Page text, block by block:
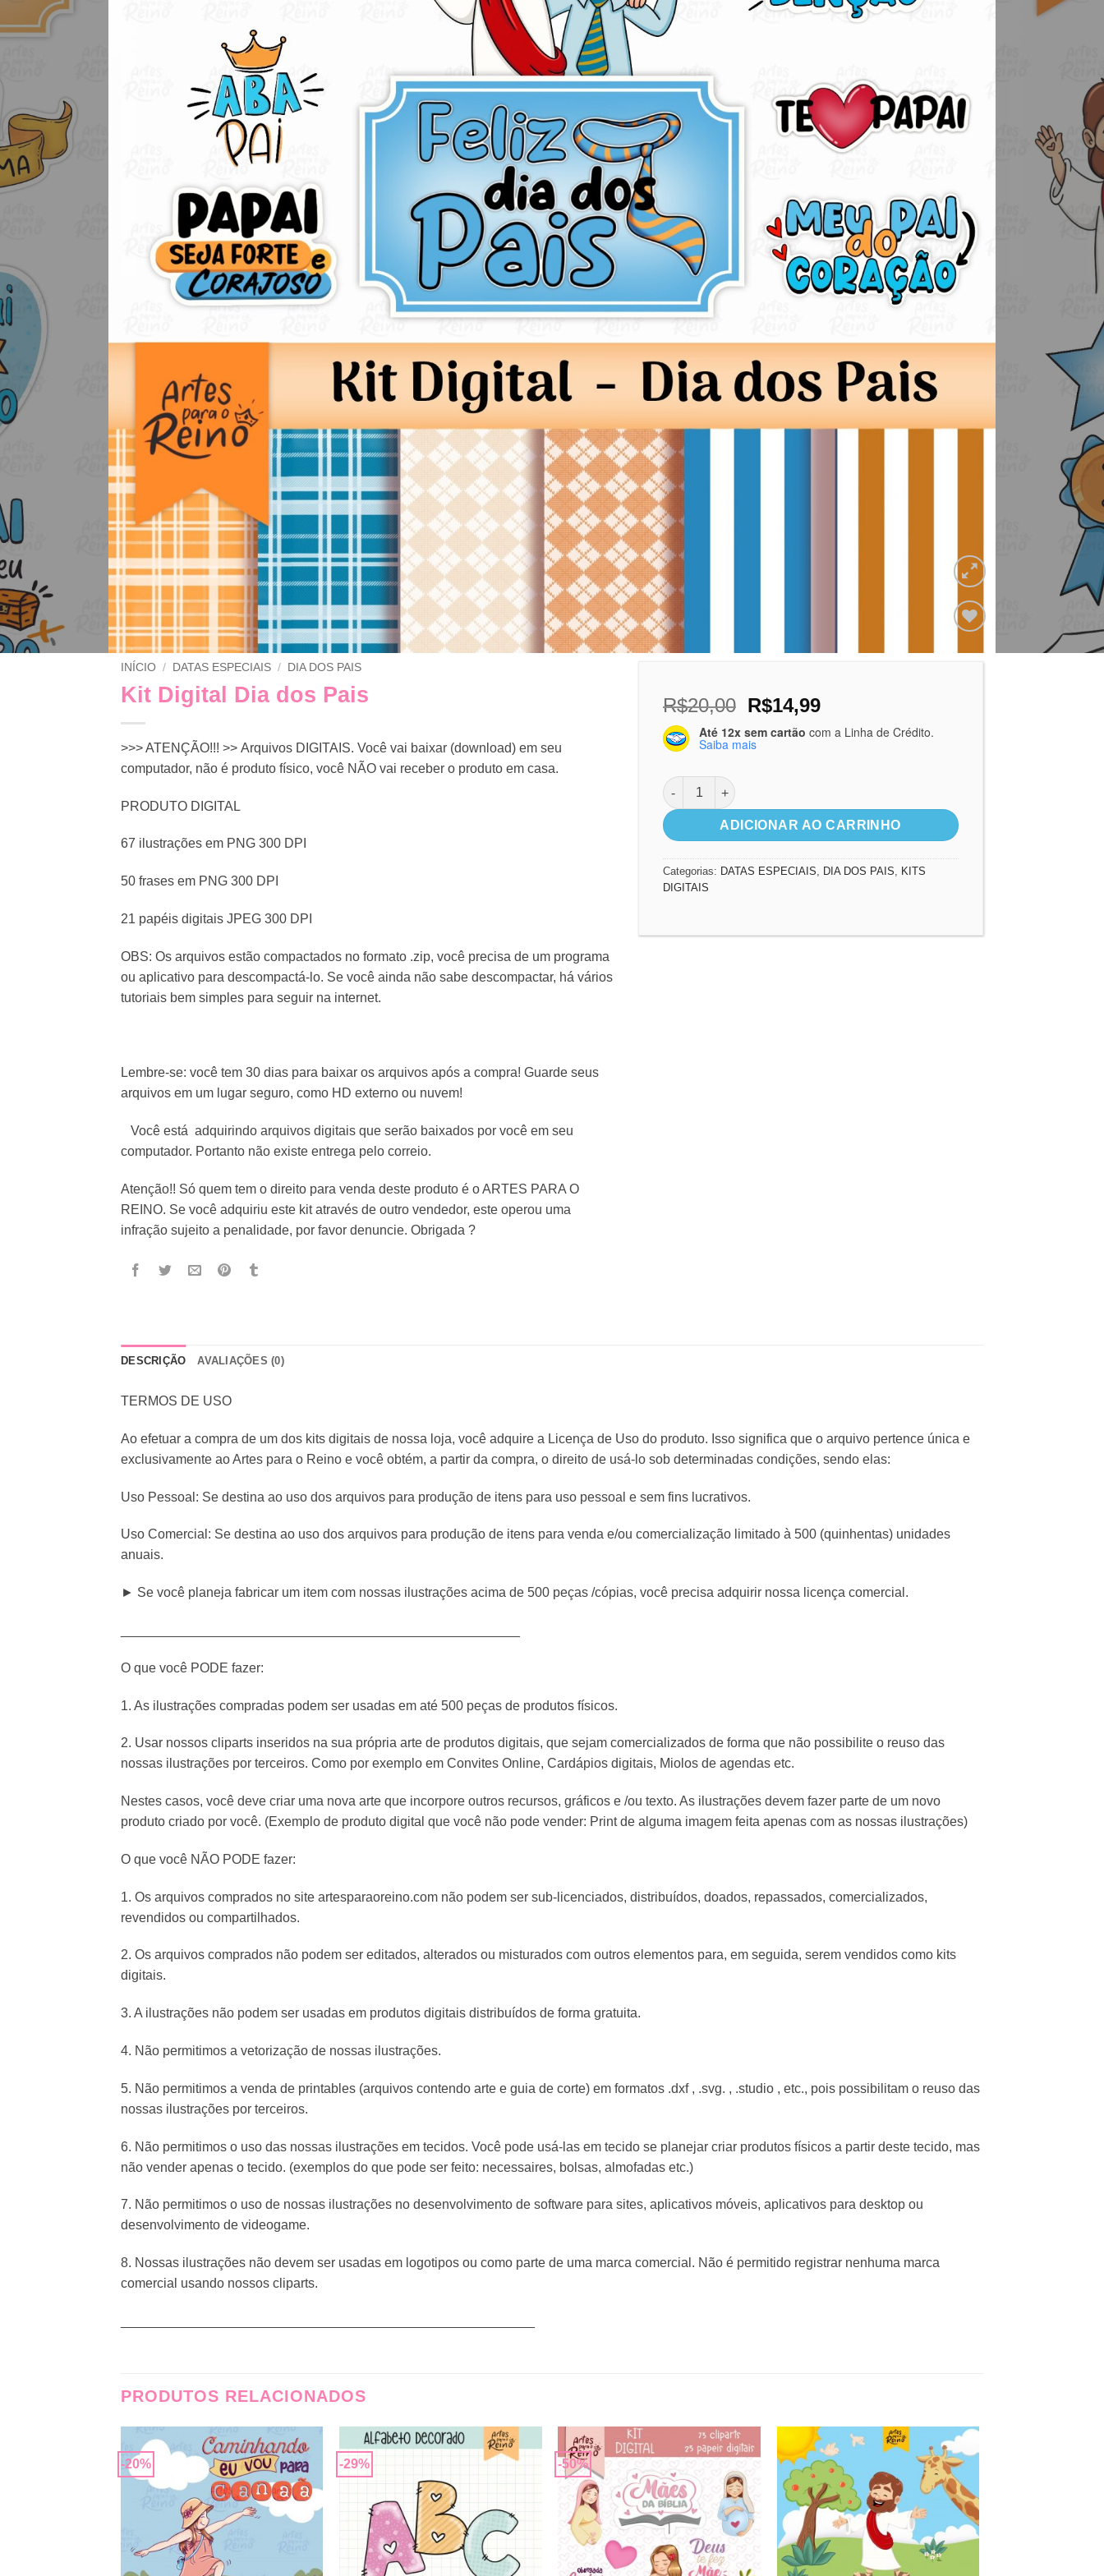
INÍCIO / DATAS ESPECIAIS / DIA DOS PAIS
Kit Digital Dia dos Pais
>>> ATENÇÃO!!! >> Arquivos DIGITAIS. Você vai baixar (download) em seu
computador, não é produto físico, você NÃO vai receber o produto em casa.
PRODUTO DIGITAL
67 ilustrações em PNG 300 DPI
50 frases em PNG 300 DPI
21 papéis digitais JPEG 300 DPI
OBS: Os arquivos estão compactados no formato .zip, você precisa de um programa
ou aplicativo para descompactá-lo. Se você ainda não sabe descompactar, há vários
tutoriais bem simples para seguir na internet.
Lembre-se: você tem 30 dias para baixar os arquivos após a compra! Guarde seus
arquivos em um lugar seguro, como HD externo ou nuvem!
Você está adquirindo arquivos digitais que serão baixados por você em seu
computador. Portanto não existe entrega pelo correio.
Atenção!! Só quem tem o direito para venda deste produto é o ARTES PARA O
REINO. Se você adquiriu este kit através de outro vendedor, este operou uma
infração sujeito a penalidade, por favor denuncie. Obrigada ?
R$20,00 O
preço
original
R$14,99O
preço
atual
Até 12x sem cartão com a Linha de Crédito.
Saiba mais
Kit Digital Dia dos Pais quantidade
ADICIONAR AO CARRINHO
Categorias: DATAS ESPECIAIS DIA DOS PAIS
KITS
DIGITAIS
DESCRIÇÃO AVALIAÇÕES (0)
TERMOS DE USO
Ao efetuar a compra de um dos kits digitais de nossa loja, você adquire a Licença de Uso do produto. Isso significa que o arquivo pertence única e
exclusivamente ao Artes para o Reino e você obtém, a partir da compra, o direito de usá-lo sob determinadas condições, sendo elas:
Uso Pessoal: Se destina ao uso dos arquivos para produção de itens para uso pessoal e sem fins lucrativos.
Uso Comercial: Se destina ao uso dos arquivos para produção de itens para venda e/ou comercialização limitado à 500 (quinhentas) unidades
anuais.
► Se você planeja fabricar um item com nossas ilustrações acima de 500 peças /cópias, você precisa adquirir nossa licença comercial.
O que você PODE fazer:
1. As ilustrações compradas podem ser usadas em até 500 peças de produtos físicos.
2. Usar nossos cliparts inseridos na sua própria arte de produtos digitais, que sejam comercializados de forma que não possibilite o reuso das
nossas ilustrações por terceiros. Como por exemplo em Convites Online, Cardápios digitais, Miolos de agendas etc.
Nestes casos, você deve criar uma nova arte que incorpore outros recursos, gráficos e /ou texto. As ilustrações devem fazer parte de um novo
produto criado por você. (Exemplo de produto digital que você não pode vender: Print de alguma imagem feita apenas com as nossas ilustrações)
O que você NÃO PODE fazer:
1. Os arquivos comprados no site artesparaoreino.com não podem ser sub-licenciados, distribuídos, doados, repassados, comercializados,
revendidos ou compartilhados.
2. Os arquivos comprados não podem ser editados, alterados ou misturados com outros elementos para, em seguida, serem vendidos como kits
digitais.
3. A ilustrações não podem ser usadas em produtos digitais distribuídos de forma gratuita.
4. Não permitimos a vetorização de nossas ilustrações.
5. Não permitimos a venda de printables (arquivos contendo arte e guia de corte) em formatos .dxf , .svg. , .studio , etc., pois possibilitam o reuso das
nossas ilustrações por terceiros.
6. Não permitimos o uso das nossas ilustrações em tecidos. Você pode usá-las em tecido se planejar criar produtos físicos a partir deste tecido, mas
não vender apenas o tecido. (exemplos do que pode ser feito: necessaires, bolsas, almofadas etc.)
7. Não permitimos o uso de nossas ilustrações no desenvolvimento de software para sites, aplicativos móveis, aplicativos para desktop ou
desenvolvimento de videogame.
8. Nossas ilustrações não devem ser usadas em logotipos ou como parte de uma marca comercial. Não é permitido registrar nenhuma marca
comercial usando nossos cliparts.
PRODUTOS RELACIONADOS
-20%
Adicionar
a lista de
desejos
-29% -50%
Adicionar
a lista de
desejos
Adicionar
a lista de
desejos